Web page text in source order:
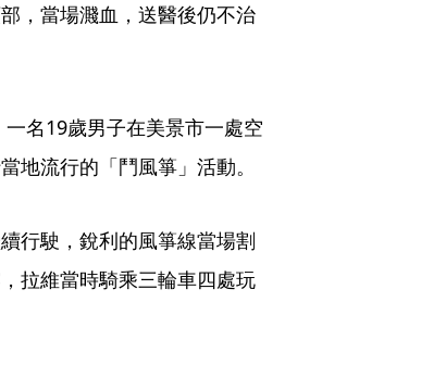
，當場濺血，送醫後仍不治
名19歲男子在美景市一處空
地流行的「鬥風箏」活動。
行駛，銳利的風箏線當場割
拉維當時騎乘三輪車四處玩